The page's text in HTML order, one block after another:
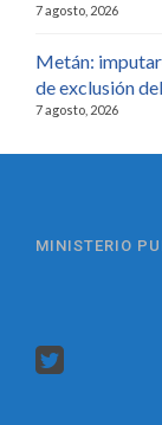
7 agosto, 2026
Metán:
de exclusión
7 agosto, 2026
MINISTERIO